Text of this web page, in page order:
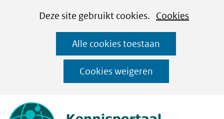
CookiesDeze site gebruikt cookies. Cookies
op
Alle cookies toestaan
Cookies weigeren
Ga
naar
de
inhoud